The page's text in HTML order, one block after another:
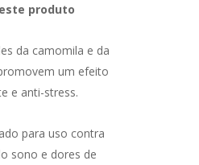
produto
da camomila e da
um efeito
e anti-stress.
para uso contra
sono e dores de